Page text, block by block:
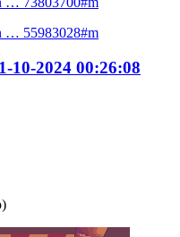
… 55983028#m
10-2024 00:26:08